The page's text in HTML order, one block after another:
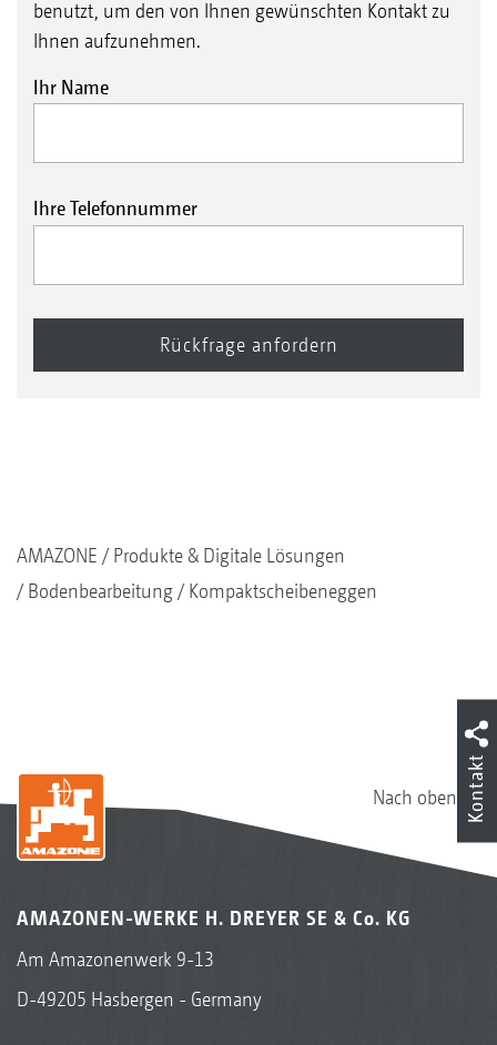
benutzt, um den von Ihnen gewünschten Kontakt zu
Ihnen aufzunehmen.
Ihr Name
Ihre Telefonnummer
AMAZONE
Produkte & Digitale Lösungen
Bodenbearbeitung
Kompaktscheibeneggen
Nach oben
AMAZONEN-WERKE H. DREYER SE & Co. KG
Am Amazonenwerk 9-13
D-49205 Hasbergen - Germany
Kontakt